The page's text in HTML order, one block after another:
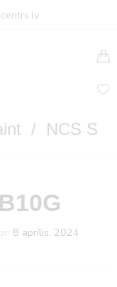
/ NCS S
8 aprīlis, 2024